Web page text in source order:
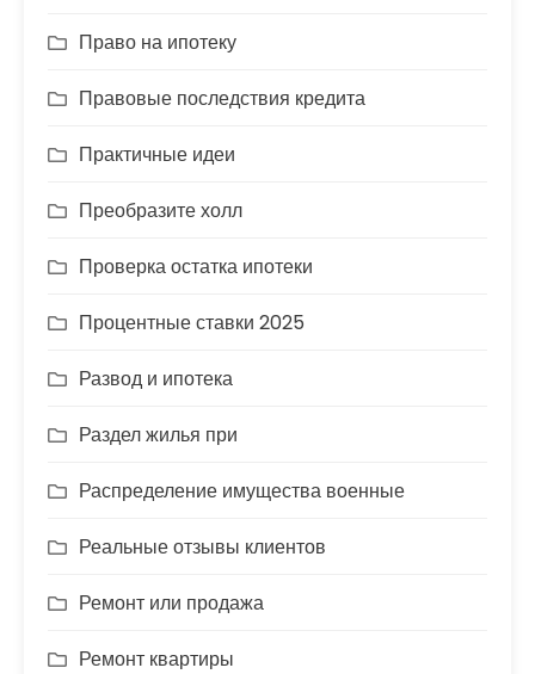
Право на ипотеку
Правовые последствия кредита
Практичные идеи
Преобразите холл
Проверка остатка ипотеки
Процентные ставки 2025
Развод и ипотека
Раздел жилья при
Распределение имущества военные
Реальные отзывы клиентов
Ремонт или продажа
Ремонт квартиры